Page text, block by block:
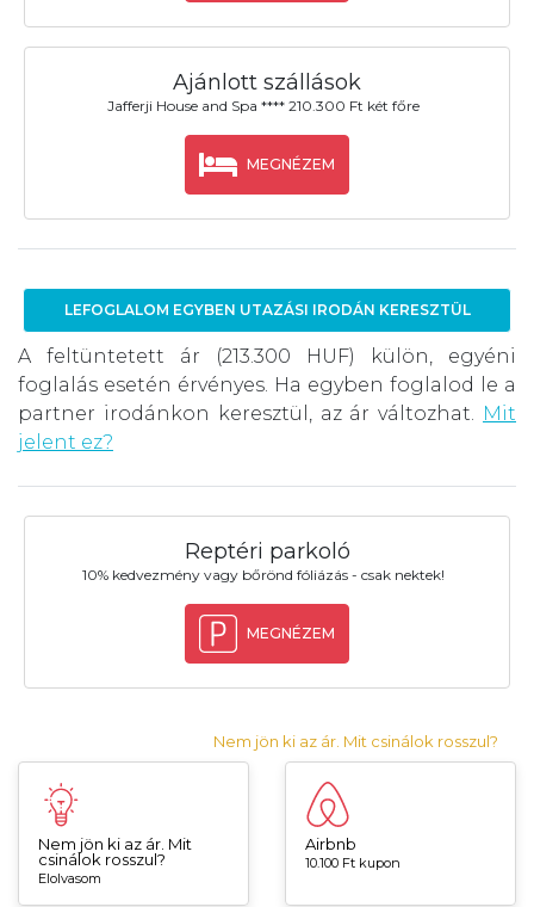
Ajánlott szállások
Jafferji House and Spa **** 210.300 Ft két főre
MEGNÉZEM
LEFOGLALOM EGYBEN UTAZÁSI IRODÁN KERESZTÜL
A feltüntetett ár (213.300 HUF) külön, egyéni
foglalás esetén érvényes. Ha egyben foglalod le a
partner irodánkon keresztül, az ár változhat. Mit
jelent ez?
Reptéri parkoló
10% kedvezmény vagy bőrönd fóliázás - csak nektek!
MEGNÉZEM
Nem jön ki az ár. Mit csinálok rosszul?
Nem jön ki az ár. Mit
csinálok rosszul?
Elolvasom
Airbnb
10.100 Ft kupon